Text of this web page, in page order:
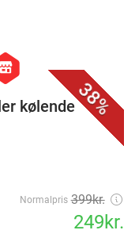
38%
store
kølende
Normalpris 399kr.
249kr.